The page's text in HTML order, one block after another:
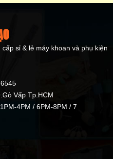
sỉ & lẻ máy khoan và phụ kiện
Vấp Tp.HCM
4PM / 6PM-8PM / 7